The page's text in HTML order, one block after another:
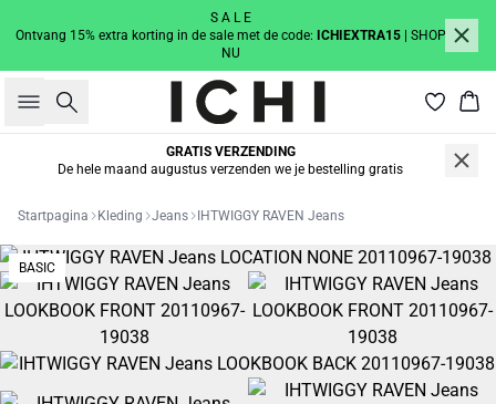
S A L E
Ontvang 15% extra korting in de sale met de code: ICHIEXTRA15
| SHOP
NU
Zoeken
GRATIS VERZENDING
De hele maand augustus verzenden we je bestelling gratis
Startpagina Kleding Jeans IHTWIGGY RAVEN Jeans
BASIC